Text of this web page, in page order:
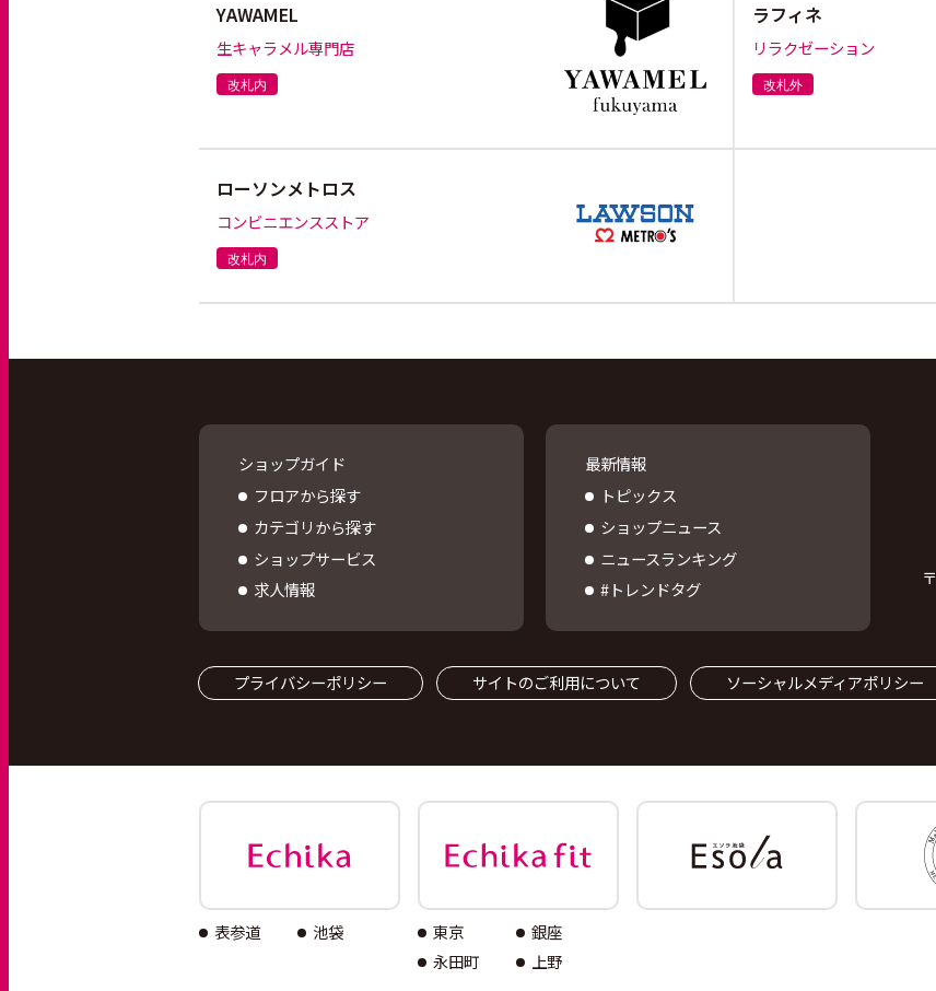
YAWAMEL
生キャラメル専門店
改札内
ラフィネ
リラクゼーション
改札外
ローソンメトロス
コンビニエンスストア
改札内
ショップガイド
フロアから探す
カテゴリから探す
ショップサービス
求人情報
最新情報
トピックス
ショップニュース
ニュースランキング
#トレンドタグ
〒
プライバシーポリシー サイトのご利用について ソーシャルメディアポリシー
表参道 池袋 東京
銀座
永田町
上野